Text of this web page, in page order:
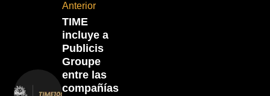
Anterior
TIME
incluye a
Publicis
Groupe
entre las
compañías